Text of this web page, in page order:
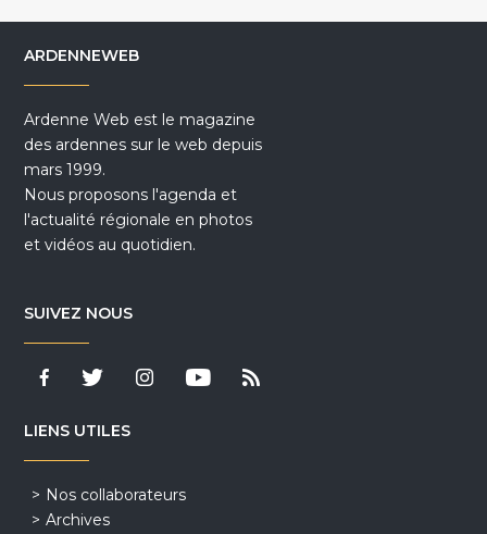
ARDENNEWEB
Ardenne Web est le magazine
des ardennes sur le web depuis
mars 1999.
Nous proposons l'agenda et
l'actualité régionale en photos
et vidéos au quotidien.
SUIVEZ NOUS
LIENS UTILES
Nos collaborateurs
Archives